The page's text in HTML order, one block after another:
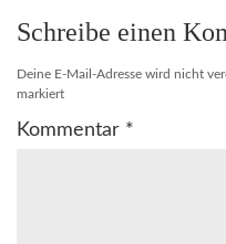
Schreibe einen
Deine E-Mail-Adresse wird nicht
markiert
Kommentar *